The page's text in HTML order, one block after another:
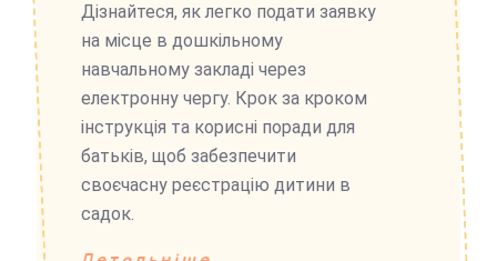
Дізнайтеся, як легко подати заявку
на місце в дошкільному
навчальному закладі через
електронну чергу. Крок за кроком
інструкція та корисні поради для
батьків, щоб забезпечити
своєчасну реєстрацію дитини в
садок.